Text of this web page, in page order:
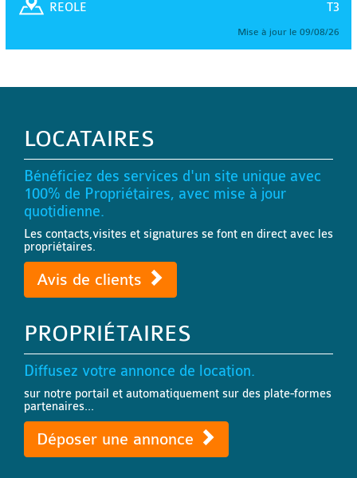
T3
REOLE
Mise à jour le 09/08/26
LOCATAIRES
Bénéficiez des services d'un site unique avec
100% de Propriétaires, avec mise à jour
quotidienne.
Les contacts,visites et signatures se font en direct avec les
propriétaires.
Avis de clients
PROPRIÉTAIRES
Diffusez votre annonce de location.
sur notre portail et automatiquement sur des plate-formes
partenaires...
Déposer une annonce